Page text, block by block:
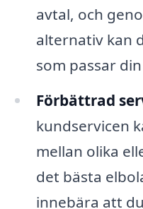
avtal, och
alternativ kan
som passar
Förbättrad
kundservicen
mellan olika
det bästa
innebära att